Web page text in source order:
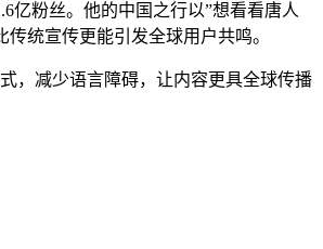
亿粉丝。他的中国之行以”想看看唐人
统宣传更能引发全球用户共鸣。
，减少语言障碍，让内容更具全球传播